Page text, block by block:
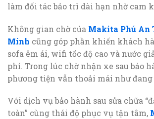
làm đối tác bảo trì dài hạn nhờ cam
Không gian chờ của Makita Phú An
Minh cũng góp phần khiến khách
sofa êm ái, wifi tốc độ cao và nước
phí. Trong lúc chờ nhận xe sau bảo
phương tiện vẫn thoải mái như đang
Với dịch vụ bảo hành sau sửa chữa
toàn” cùng thái độ phục vụ tận tâm,